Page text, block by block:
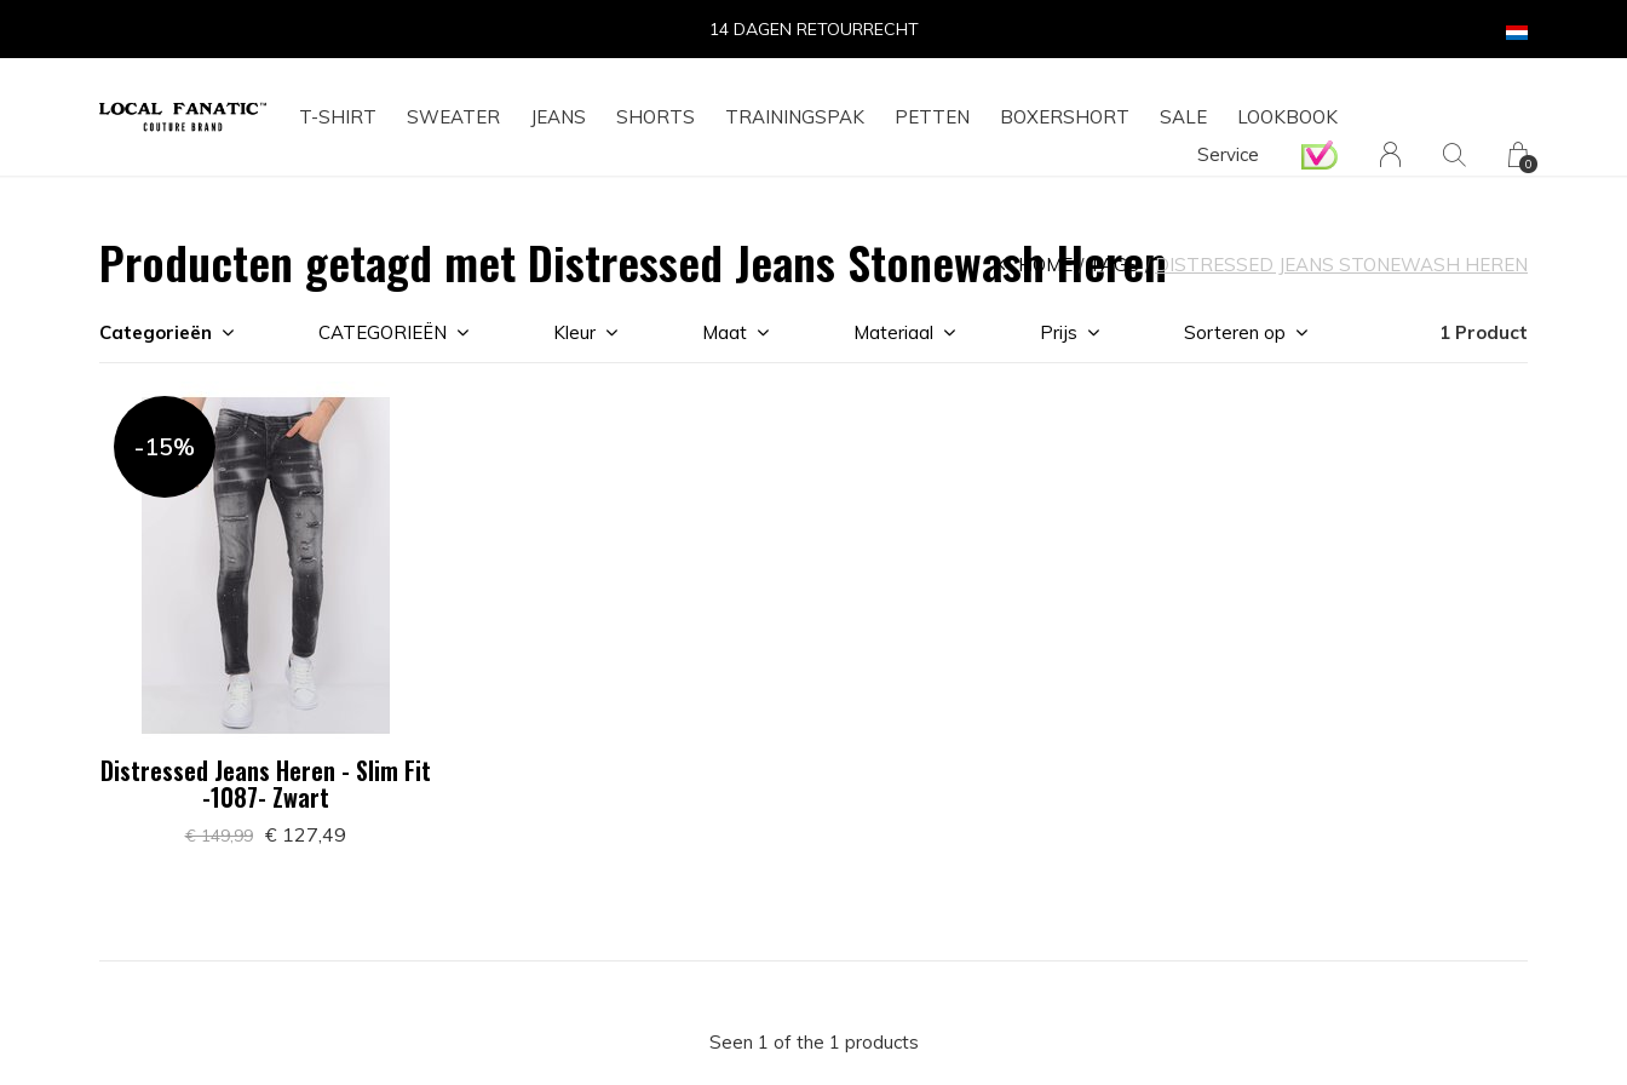
T-SHIRT SWEATER JEANS SHORTS TRAININGSPAK PETTEN BOXERSHORT SALE
LOOKBOOK
Service
0
14 DAGEN RETOURRECHT
Producten getagd met Distressed Jeans Stonewash Heren
HOME TAGS DISTRESSED JEANS STONEWASH HEREN
Categorieën CATEGORIEËN Kleur Maat Materiaal Prijs Sorteren op 1 Product
-15%
Distressed Jeans Heren - Slim Fit
-1087- Zwart
€ 149,99 € 127,49
Seen 1 of the 1 products